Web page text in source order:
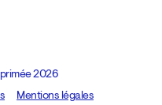
2026
Mentions légales